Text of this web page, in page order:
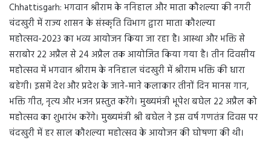
Chhattisgarh: भगवान श्रीराम के ननिहाल और माता कौशल्या की नगरी
चंदखुरी में राज्य शासन के संस्कृति विभाग द्वारा माता कौशल्या
महोत्सव-2023 का भव्य आयोजन किया जा रहा है। आस्था और भक्ति से
सराबोर 22 अप्रैल से 24 अप्रैल तक आयोजित किया गया है। तीन दिवसीय
महोत्सव में भगवान श्रीराम के ननिहाल चंदखुरी में श्रीराम भक्ति की धारा
बहेगी। इसमें देश और प्रदेश के जाने-माने कलाकार तीनों दिन मानस गान,
भक्ति गीत, नृत्य और भजन प्रस्तुत करेंगे। मुख्यमंत्री भूपेश बघेल 22 अप्रैल को
महोत्सव का शुभारंभ करेंगे। मुख्यमंत्री श्री बघेल ने इस वर्ष गणतंत्र दिवस पर
चंदखुरी में हर साल कौशल्या महोत्सव के आयोजन की घोषणा की थी।